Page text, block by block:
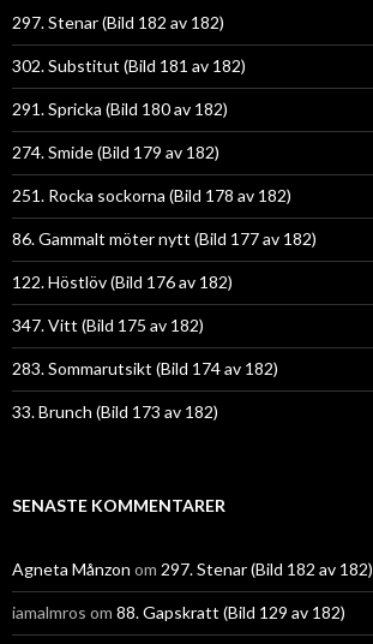
297. Stenar (Bild 182 av 182)
302. Substitut (Bild 181 av 182)
291. Spricka (Bild 180 av 182)
274. Smide (Bild 179 av 182)
251. Rocka sockorna (Bild 178 av 182)
86. Gammalt möter nytt (Bild 177 av 182)
122. Höstlöv (Bild 176 av 182)
347. Vitt (Bild 175 av 182)
283. Sommarutsikt (Bild 174 av 182)
33. Brunch (Bild 173 av 182)
SENASTE KOMMENTARER
Agneta Månzon om 297. Stenar (Bild 182 av 182)
iamalmros om 88. Gapskratt (Bild 129 av 182)